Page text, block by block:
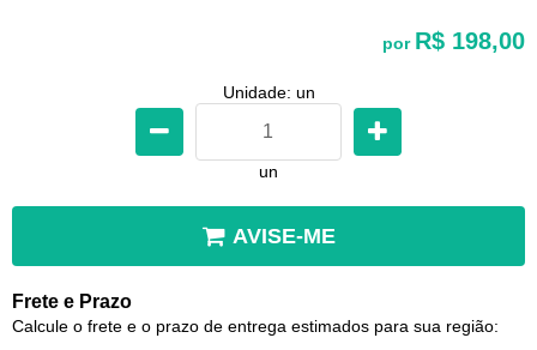
por R$ 198,00
Unidade: un
un
AVISE-ME
Frete e Prazo
Calcule o frete e o prazo de entrega estimados para sua região: